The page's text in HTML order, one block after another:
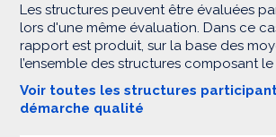
Les structures peuvent être évaluées
lors d'une même évaluation. Dans ce
rapport est produit, sur la base des
l’ensemble des structures composant
Voir toutes les structures
démarche qualité